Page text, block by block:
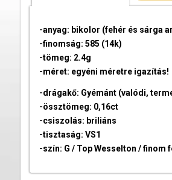
-anyag: bikolor (fehér és sárga
-finomság: 585 (14k)
-tömeg: 2.4g
-méret: egyéni méretre igazítás!
-drágakő: Gyémánt (valódi,
-össztömeg: 0,16ct
-csiszolás: briliáns
-tisztaság: VS1
-szín: G / Top Wesselton / finom